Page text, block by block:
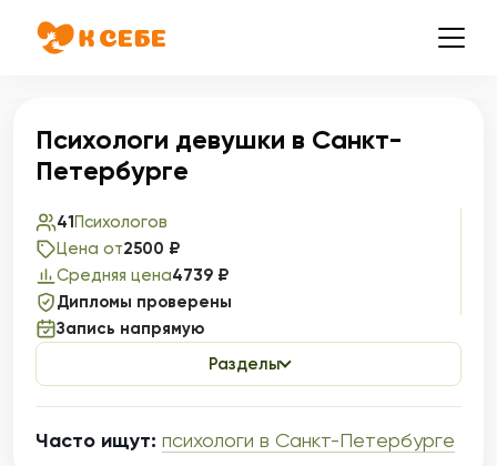
Психологи девушки в Санкт-
Петербурге
41Психологов
Цена от2500 ₽
Средняя цена4739 ₽
Дипломы проверены
Запись напрямую
Разделы
Часто ищут: психологи в Санкт-Петербурге